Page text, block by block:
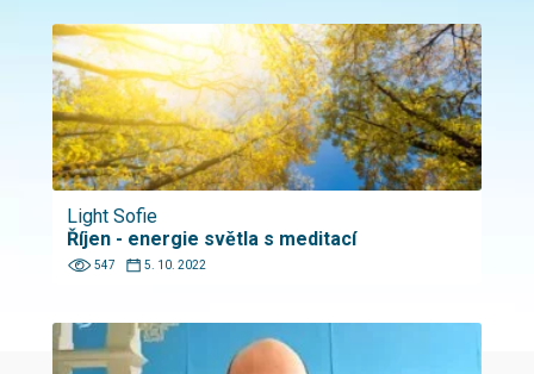
Light Sofie
Říjen - energie světla s meditací
547 5. 10. 2022